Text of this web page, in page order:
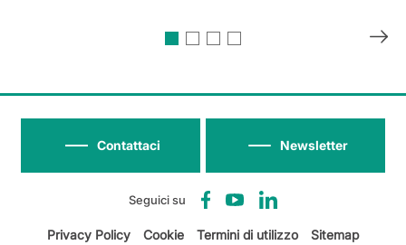
Seguici su
Newsletter
Contattaci
Privacy Policy Cookie Termini di utilizzo Sitemap